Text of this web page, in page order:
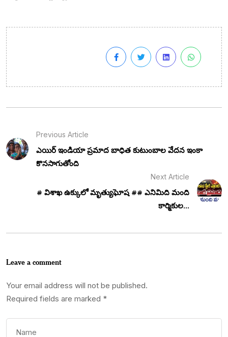
Previous Article
ఎయిర్ ఇండియా ప్రమాద బాధిత కుటుంబాల వేదన ఇంకా
కొనసాగుతోంది
Next Article
# విశాఖ ఉక్కులో మృత్యుఘోష ## ఎనిమిది మంది
కార్మికుల...
Leave a comment
Your email address will not be published.
Required fields are marked *